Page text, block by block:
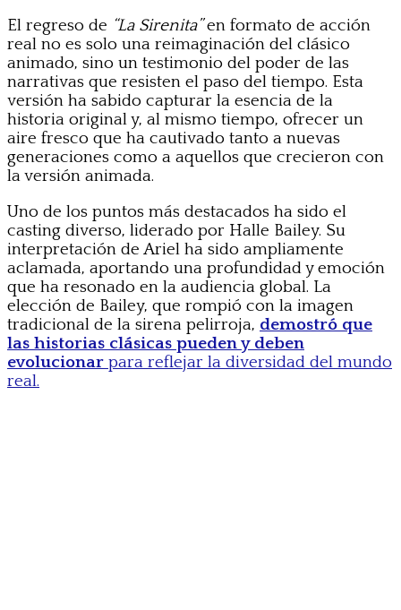
El regreso de “La Sirenita”en formato de acción
real no es solo una reimaginación del clásico
animado, sino un testimonio del poder de las
narrativas que resisten el paso del tiempo. Esta
versión ha sabido capturar la esencia de la
historia original y, al mismo tiempo, ofrecer un
aire fresco que ha cautivado tanto a nuevas
generaciones como a aquellos que crecieron con
la versión animada.
Uno de los puntos más destacados ha sido el
casting diverso, liderado por Halle Bailey. Su
interpretación de Ariel ha sido ampliamente
aclamada, aportando una profundidad y emoción
que ha resonado en la audiencia global. La
elección de Bailey, que rompió con la imagen
tradicional de la sirena pelirroja, demostró que
las historias clásicas pueden y deben
evolucionar para reflejar la diversidad del mundo
real.